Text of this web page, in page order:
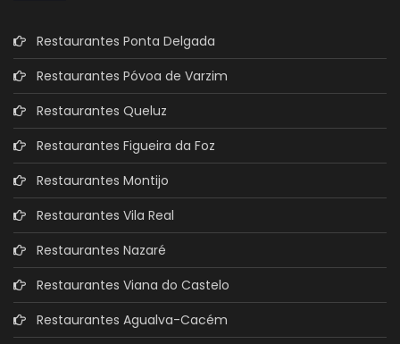
Restaurantes Ponta Delgada
Restaurantes Póvoa de Varzim
Restaurantes Queluz
Restaurantes Figueira da Foz
Restaurantes Montijo
Restaurantes Vila Real
Restaurantes Nazaré
Restaurantes Viana do Castelo
Restaurantes Agualva-Cacém